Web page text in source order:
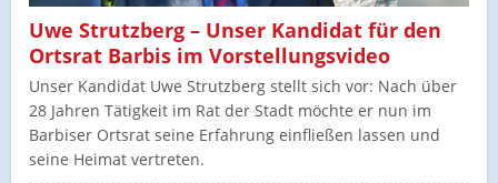
Uwe Strutzberg – Unser Kandidat für den
Ortsrat Barbis im Vorstellungsvideo
Unser Kandidat Uwe Strutzberg stellt sich vor: Nach über
28 Jahren Tätigkeit im Rat der Stadt möchte er nun im
Barbiser Ortsrat seine Erfahrung einfließen lassen und
seine Heimat vertreten.